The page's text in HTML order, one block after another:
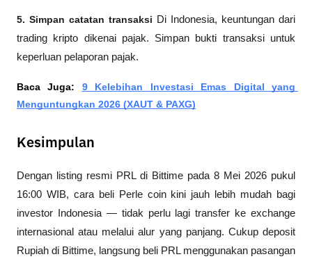
5. Simpan catatan transaksi Di Indonesia, keuntungan dari
trading kripto dikenai pajak. Simpan bukti transaksi untuk
keperluan pelaporan pajak.
Baca Juga: 9 Kelebihan Investasi Emas Digital yang
Menguntungkan 2026 (XAUT & PAXG)
Kesimpulan
Dengan listing resmi PRL di Bittime pada 8 Mei 2026 pukul
16:00 WIB, cara beli Perle coin kini jauh lebih mudah bagi
investor Indonesia — tidak perlu lagi transfer ke exchange
internasional atau melalui alur yang panjang. Cukup deposit
Rupiah di Bittime, langsung beli PRL menggunakan pasangan